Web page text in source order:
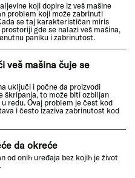
koji dopire iz veš mašine
problem koji može zabrinuti
se taj karakterističan miris
gde se nalazi veš mašina,
paniku i zabrinutost.
veš mašina čuje se
uključi i počne da proizvodi
škripanja, to može biti ozbiljan
redu. Ovaj problem je čest kod
i često izaziva zabrinutost kod
da okreće
od onih uređaja bez kojih je život